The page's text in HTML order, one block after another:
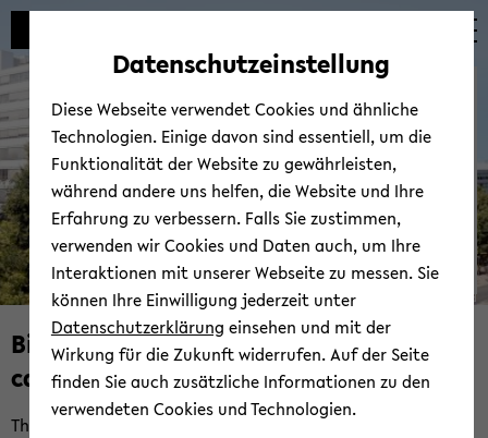
avoid
content
zum
wechseln
zum
wechseln
zum
wechseln
in The­o­ret­i­cal Sci­ences
© Uni­ver­sität Biele­feld
Biele­feld Grad­u­ate School in The­o­ret­i­
cal Sci­ences (BGTS)
The BGTS is a joint in­sti­tu­tion of the Fac­ul­ties of
Datenschutzeinstellung
Diese Webseite verwendet Cookies und ähnliche
Technologien. Einige davon sind essentiell, um die
Funktionalität der Website zu gewährleisten,
während andere uns helfen, die Website und Ihre
Erfahrung zu verbessern. Falls Sie zustimmen,
verwenden wir Cookies und Daten auch, um Ihre
Interaktionen mit unserer Webseite zu messen. Sie
können Ihre Einwilligung jederzeit unter
Datenschutzerklärung einsehen und mit der
Wirkung für die Zukunft widerrufen. Auf der Seite
finden Sie auch zusätzliche Informationen zu den
verwendeten Cookies und Technologien.